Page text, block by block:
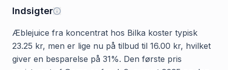
Indsigter
Æblejuice fra koncentrat hos Bilka koster typisk
23.25 kr, men er lige nu på tilbud til 16.00 kr, hvilket
giver en besparelse på 31%. Den første pris